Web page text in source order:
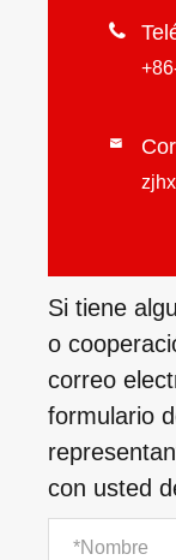


Si tiene
o
correo
formulario
con usted